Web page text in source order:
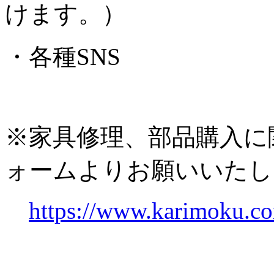
けます。）
・各種SNS
※家具修理、部品購入
ォームよりお願いいた
https://